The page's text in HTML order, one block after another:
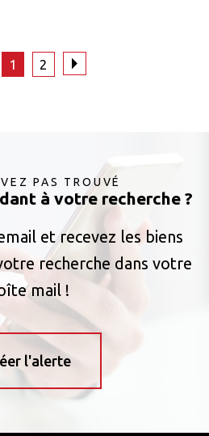
1 2
PAS TROUVÉ
à votre recherche ?
et recevez les biens
recherche dans votre
mail !
l'alerte